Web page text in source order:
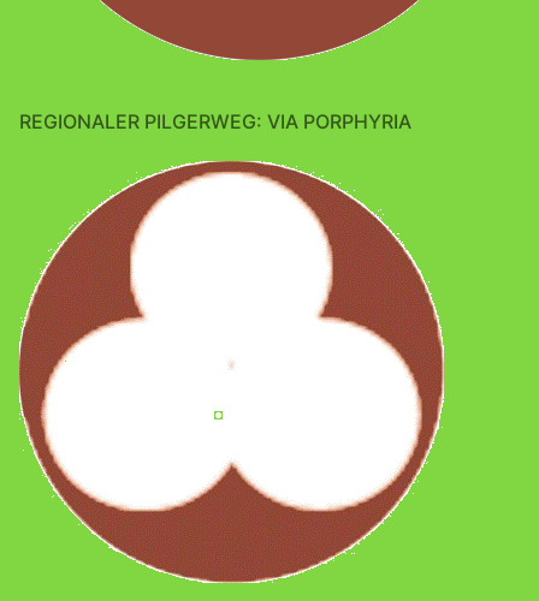
REGIONALER PILGERWEG: VIA PORPHYRIA